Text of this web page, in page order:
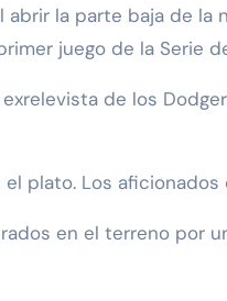
juego de la Serie
de los
plato. Los aficionados
en el terreno por